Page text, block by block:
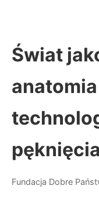
Świat
anatomia
pęknięcia
Fundacja Dobre